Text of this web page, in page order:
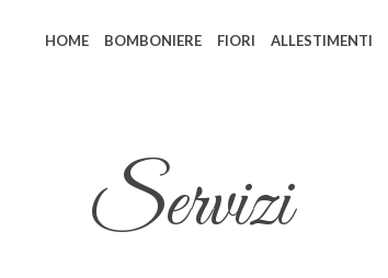
HOME BOMBONIERE FIORI ALLESTIMENTI
Servizi